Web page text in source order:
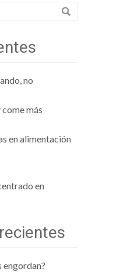
no
más
en alimentación
en
engordan?